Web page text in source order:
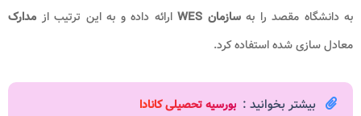
به دانشگاه مقصد را بهسازمان WES ارائه داده و به این ترتیب از مدارک
معادل سازی شده استفاده کرد.
بیشتر بخوانید : بورسیه تحصیلی کانادا